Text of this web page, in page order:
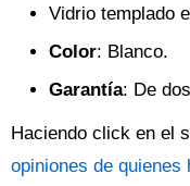
Vidrio templado
Color: Blanco.
Garantía: De
Haciendo click en el
opiniones de quienes